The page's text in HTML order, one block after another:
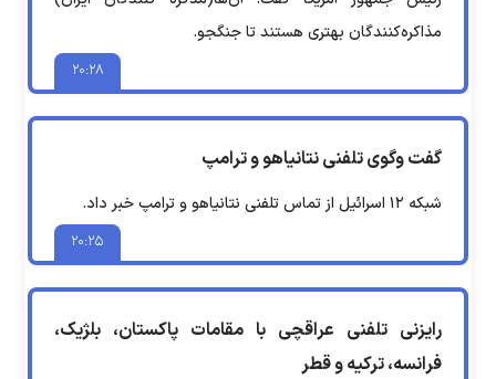
۲۰:۲۸
مذاکره‌کنندگان بهتری هستند تا جنگجو.
گفت وگوی تلفنی نتانیاهو و ترامپ
۲۰:۲۵
شبکه ۱۲ اسرائیل از تماس تلفنی نتانیاهو و ترامپ خبر داد.
رایزنی تلفنی عراقچی با مقامات پاکستان، بلژیک،
فرانسه، ترکیه و قطر